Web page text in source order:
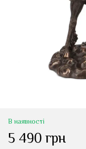
В наявності
5 490 грн